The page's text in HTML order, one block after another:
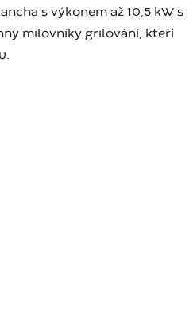
s výkonem až 10,5 kW s
milovníky grilování, kteří